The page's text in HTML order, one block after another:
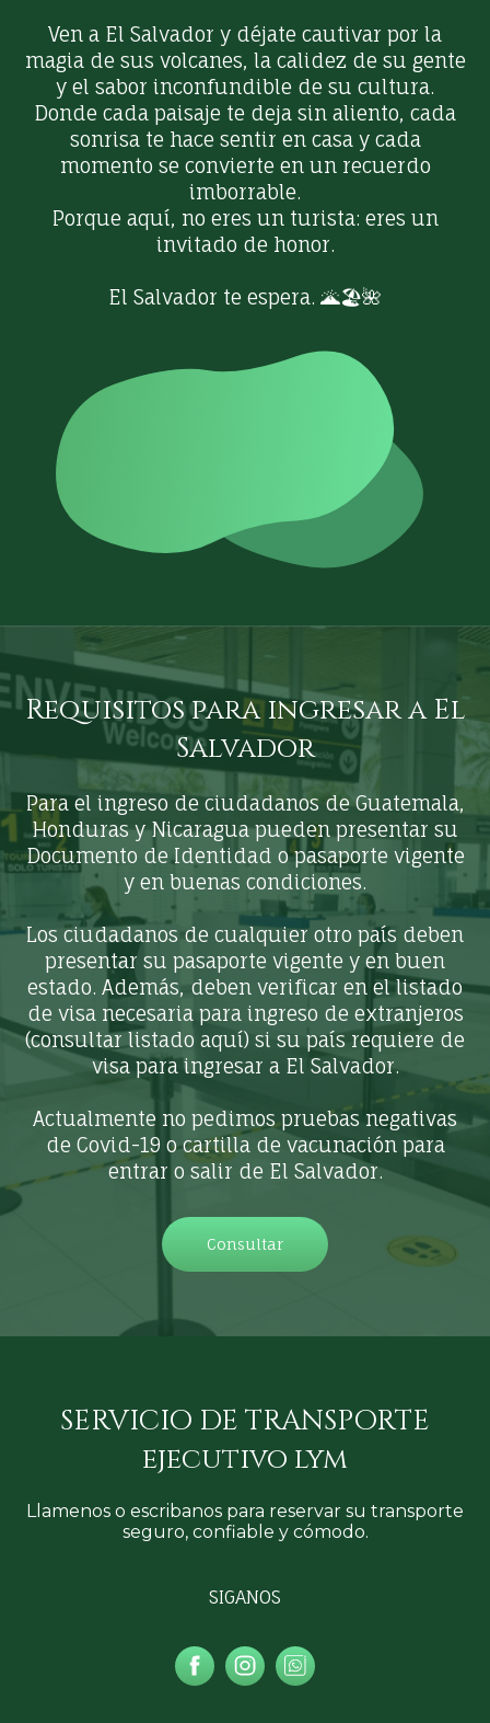
Ven a El Salvador y déjate cautivar por la
magia de sus volcanes, la calidez de su gente
y el sabor inconfundible de su cultura.
Donde cada paisaje te deja sin aliento, cada
sonrisa te hace sentir en casa y cada
momento se convierte en un recuerdo
imborrable.
Porque aquí, no eres un turista: eres un
invitado de honor.
Requisitos para ingresar a El
Salvador
Para el ingreso de ciudadanos de Guatemala,
Honduras y Nicaragua pueden presentar su
Documento de Identidad o pasaporte vigente
y en buenas condiciones.
Los ciudadanos de cualquier otro país deben
presentar su pasaporte vigente y en buen
estado. Además, deben verificar en el listado
de visa necesaria para ingreso de extranjeros
(consultar listado aquí) si su país requiere de
visa para ingresar a El Salvador.
Actualmente no pedimos pruebas negativas
de Covid-19 o cartilla de vacunación para
entrar o salir de El Salvador.
Consultar
SERVICIO DE TRANSPORTE
ejecutivo lym
Llamenos o escribanos para reservar su transporte
seguro, confiable y cómodo.
SIGANOS